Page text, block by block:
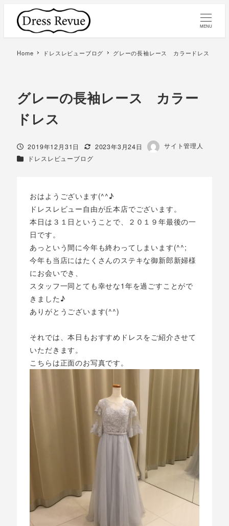
MENU
Home ドレスレビューブログ グレーの長袖レース カラードレス
グレーの長袖レース カラー
ドレス
投稿日
2019年12月31日 更新日
2023年3月24日
著
サイト管理人
カテゴリー
ドレスレビューブログ
おはようございます(^^♪
ドレスレビュー自由が丘本店でございます。
本日は３１日ということで、２０１９年最後の一
日です。
あっという間に今年も終わってしまいます(^^;
今年も当店にはたくさんのステキな御新郎新婦様
にお会いでき、
スタッフ一同とても幸せな1年を過ごすことがで
きました♪
ありがとうございます(^^)
それでは、本日もおすすめドレスをご紹介させて
いただきます。
こちらは正面のお写真です。